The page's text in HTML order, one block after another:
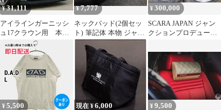
¥31,111
アイラインガーニッシ
ュ17クラウン用 本物
ジャンクションプロデ
ュース製
¥7,777
ネックパッド(2個セッ
ト) 筆記体 本物 ジャン
クションプロデュース
¥300,000
SCARA JAPAN ジャン
クションプロデュース
¥5,500 現在 ¥6,000 ¥9,500